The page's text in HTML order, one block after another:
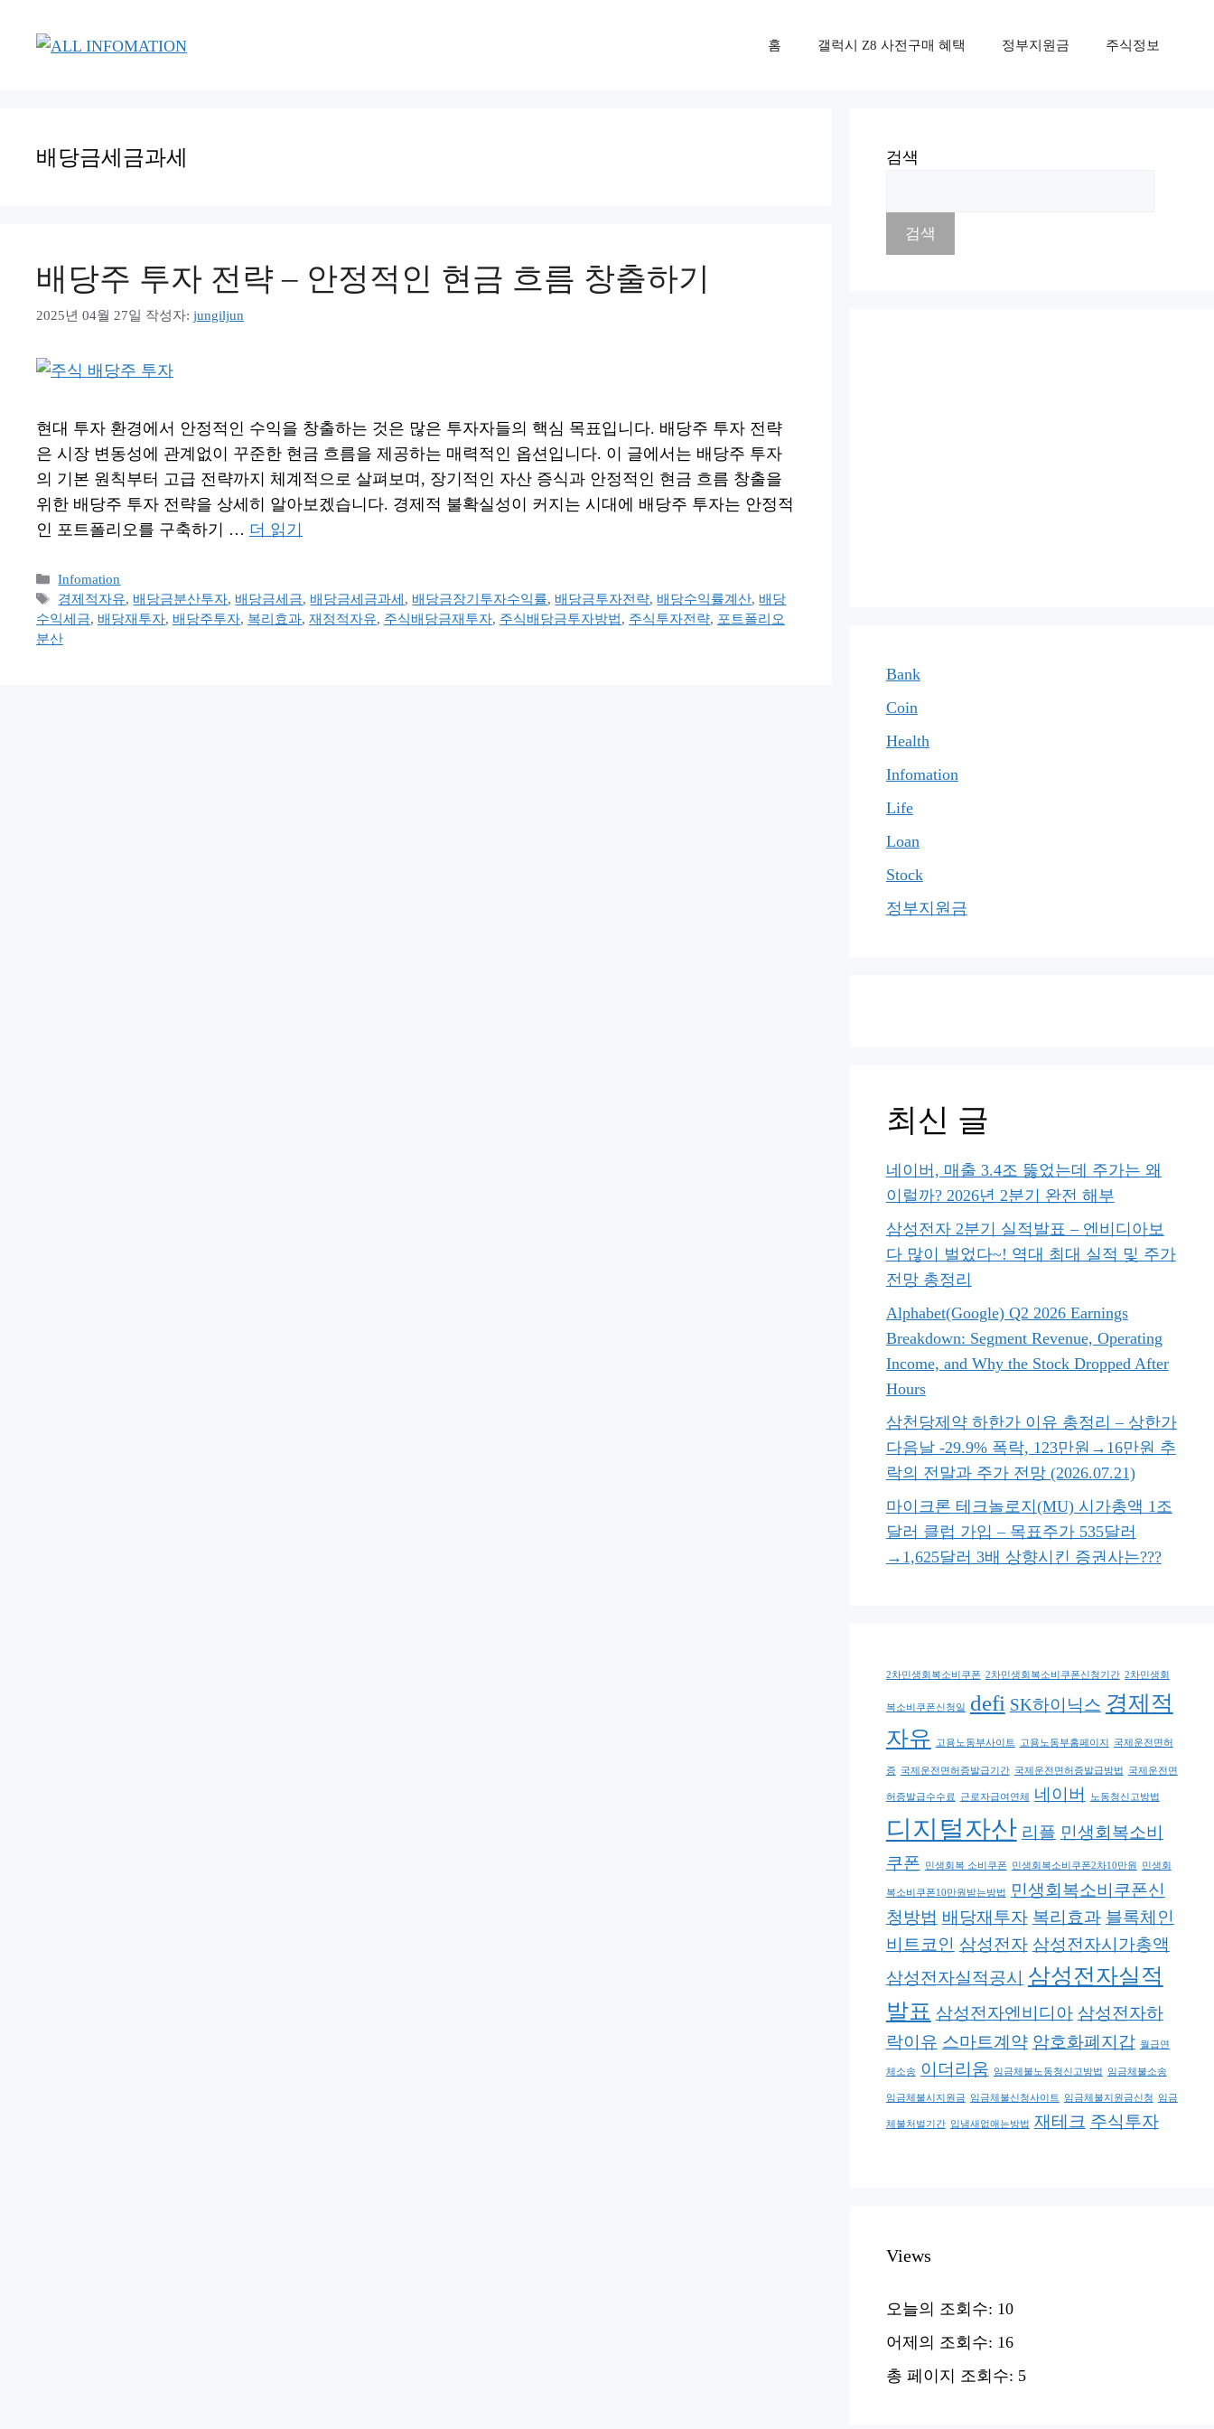
홈 갤럭시 Z8 사전구매 혜택 정부지원금 주식정보
배당금세금과세
배당주 투자 전략 – 안정적인 현금 흐름 창출하기
2025년 04월 27일 작성자: jungiljun
현대 투자 환경에서 안정적인 수익을 창출하는 것은 많은 투자자들의 핵심 목표입니다. 배당주 투자 전략
은 시장 변동성에 관계없이 꾸준한 현금 흐름을 제공하는 매력적인 옵션입니다. 이 글에서는 배당주 투자
의 기본 원칙부터 고급 전략까지 체계적으로 살펴보며, 장기적인 자산 증식과 안정적인 현금 흐름 창출을
위한 배당주 투자 전략을 상세히 알아보겠습니다. 경제적 불확실성이 커지는 시대에 배당주 투자는 안정적
인 포트폴리오를 구축하기 … 더 읽기
카
테
고
리
Infomation
태
그
경제적자유,배당금분산투자,배당금세금,배당금세금과세,배당금장기투자수익률,배당금투자전략,배당수익률계산,배당
수익세금, 배당재투자, 배당주투자, 복리효과, 재정적자유, 주식배당금재투자, 주식배당금투자방법, 주식투자전략, 포트폴리오
분산
검색
검색
Bank
Coin
Health
Infomation
Life
Loan
Stock
정부지원금
최신 글
네이버, 매출 3.4조 뚫었는데 주가는 왜
이럴까? 2026년 2분기 완전 해부
삼성전자 2분기 실적발표 – 엔비디아보
다 많이 벌었다~! 역대 최대 실적 및 주가
전망 총정리
Alphabet(Google) Q2 2026 Earnings
Breakdown: Segment Revenue, Operating
Income, and Why the Stock Dropped After
Hours
삼천당제약 하한가 이유 총정리 – 상한가
다음날 -29.9% 폭락, 123만원→16만원 추
락의 전말과 주가 전망 (2026.07.21)
마이크론 테크놀로지(MU) 시가총액 1조
달러 클럽 가입 – 목표주가 535달러
→1,625달러 3배 상향시킨 증권사는???
2차민생회복소비쿠폰 2차민생회복소비쿠폰신청기간 2차민생회
복소비쿠폰신청일 defi SK하이닉스 경제적
자유
고용노동부사이트 고용노동부홈페이지 국제운전면허
증 국제운전면허증발급기간 국제운전면허증발급방법 국제운전면
허증발급수수료 근로자급여연체 네이버 노동청신고방법
디지털자산 리플 민생회복소비
쿠폰
민생회복 소비쿠폰 민생회복소비쿠폰2차10만원 민생회
복소비쿠폰10만원받는방법
민생회복소비쿠폰신
청방법 배당재투자 복리효과 블록체인
비트코인 삼성전자 삼성전자시가총액
삼성전자실적공시
삼성전자실적
발표 삼성전자엔비디아 삼성전자하
락이유 스마트계약 암호화폐지갑 월급연
체소송 이더리움 임금체불노동청신고방법 임금체불소송
임금체불시지원금 임금체불신청사이트 임금체불지원금신청 임금
체불처벌기간 입냄새없애는방법 재테크 주식투자
Views
오늘의 조회수: 10
어제의 조회수: 16
총 페이지 조회수: 5